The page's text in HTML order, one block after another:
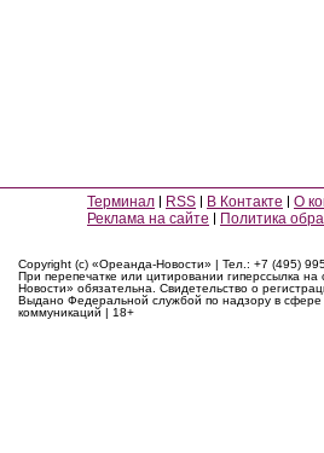
Терминал RSS В Контакте О
Реклама на сайте
Политика
Copyright (c) «Ореанда-Новости» | Тел.: +7 (495)
При перепечатке или цитировании гиперссылка
Новости» обязательна. Свидетельство о
Выдано Федеральной службой по надзору в
коммуникаций | 18+